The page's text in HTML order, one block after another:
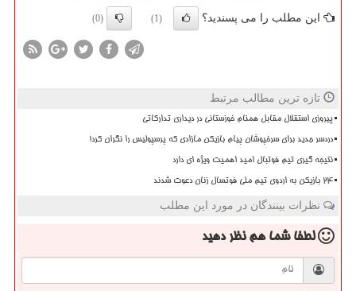
این مطلب را می پسندید؟ (1)
(0)
تازه ترین مطالب مرتبط
پیروزی استقلال مقابل همنام خوزستانی در دیداری تدارکاتی
دردسر جدید برای سرخپوشان پیام بازیکن مازادی که پرسپولیس را نگران کرد!
نتیجه گیری تیم فوتبال امید اهمیت ویژه ای دارد
۲۴ بازیکن به اردوی تیم ملی فوتسال زنان دعوت شدند
نظرات بینندگان در مورد این مطلب
لطفا شما همنظر دهید